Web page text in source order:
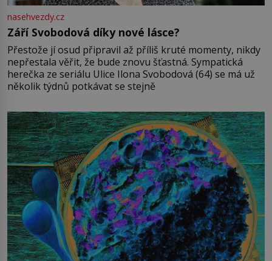
nasehvezdy.cz
Září Svobodová díky nové lásce?
Přestože jí osud připravil až příliš kruté momenty, nikdy
nepřestala věřit, že bude znovu šťastná. Sympatická
herečka ze seriálu Ulice Ilona Svobodová (64) se má už
několik týdnů potkávat se stejně